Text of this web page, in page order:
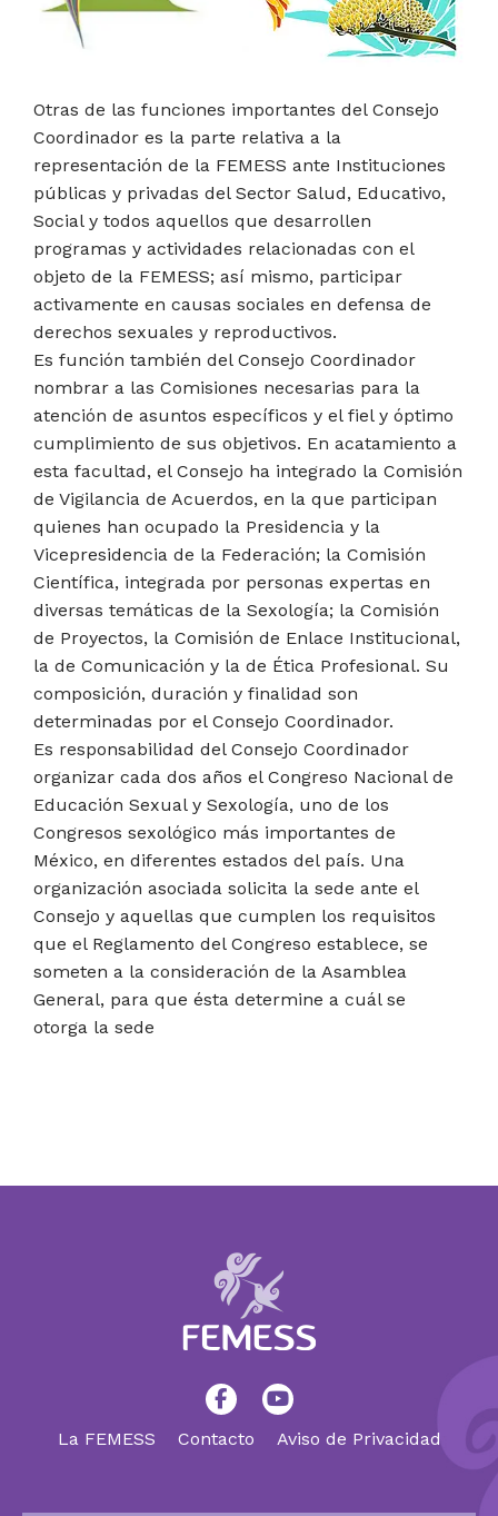
Otras de las funciones importantes del Consejo
Coordinador es la parte relativa a la
representación de la FEMESS ante Instituciones
públicas y privadas del Sector Salud, Educativo,
Social y todos aquellos que desarrollen
programas y actividades relacionadas con el
objeto de la FEMESS; así mismo, participar
activamente en causas sociales en defensa de
derechos sexuales y reproductivos.
Es función también del Consejo Coordinador
nombrar a las Comisiones necesarias para la
atención de asuntos específicos y el fiel y óptimo
cumplimiento de sus objetivos. En acatamiento a
esta facultad, el Consejo ha integrado la Comisión
de Vigilancia de Acuerdos, en la que participan
quienes han ocupado la Presidencia y la
Vicepresidencia de la Federación; la Comisión
Científica, integrada por personas expertas en
diversas temáticas de la Sexología; la Comisión
de Proyectos, la Comisión de Enlace Institucional,
la de Comunicación y la de Ética Profesional. Su
composición, duración y finalidad son
determinadas por el Consejo Coordinador.
Es responsabilidad del Consejo Coordinador
organizar cada dos años el Congreso Nacional de
Educación Sexual y Sexología, uno de los
Congresos sexológico más importantes de
México, en diferentes estados del país. Una
organización asociada solicita la sede ante el
Consejo y aquellas que cumplen los requisitos
que el Reglamento del Congreso establece, se
someten a la consideración de la Asamblea
General, para que ésta determine a cuál se
otorga la sede
La FEMESS Contacto Aviso de Privacidad